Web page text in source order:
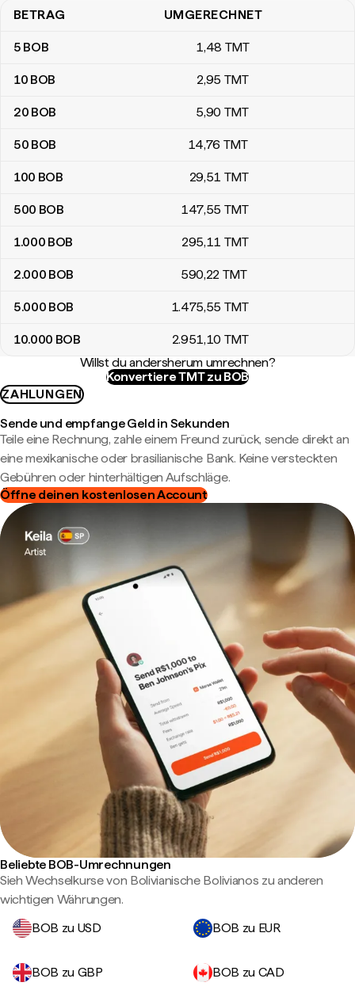
Umrechnungstabelle Bolivianische Bolivianos zu Turkmenistan-
BETRAG UMGERECHNET
5 BOB 1,48 TMT
10 BOB 2,95 TMT
20 BOB 5,90 TMT
50 BOB 14,76 TMT
100 BOB 29,51 TMT
500 BOB 147,55 TMT
1.000 BOB 295,11 TMT
2.000 BOB 590,22 TMT
5.000 BOB 1.475,55 TMT
10.000 BOB 2.951,10 TMT
Willst du andersherum umrechnen?
Konvertiere TMT zu BOB
ZAHLUNGEN
Sende und empfange Geld in Sekunden
Teile eine Rechnung, zahle einem Freund zurück, sende direkt an
eine mexikanische oder brasilianische Bank. Keine versteckten
Gebühren oder hinterhältigen Aufschläge.
Öffne deinen kostenlosen Account
Beliebte BOB-Umrechnungen
Sieh Wechselkurse von Bolivianische Bolivianos zu anderen
wichtigen Währungen.
BOB zu USD
BOB zu EUR
BOB zu GBP BOB zu CAD